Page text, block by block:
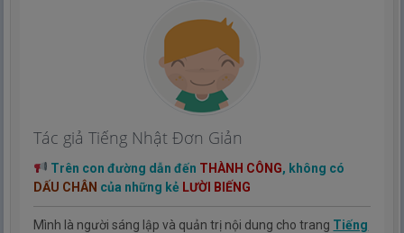
Tác giả Tiếng Nhật Đơn Giản
Trên con đường dẫn đến THÀNH CÔNG, không có
DẤU CHÂN của những kẻ LƯỜI BIẾNG
Mình là người sáng lập và quản trị nội dung cho trang Tiếng